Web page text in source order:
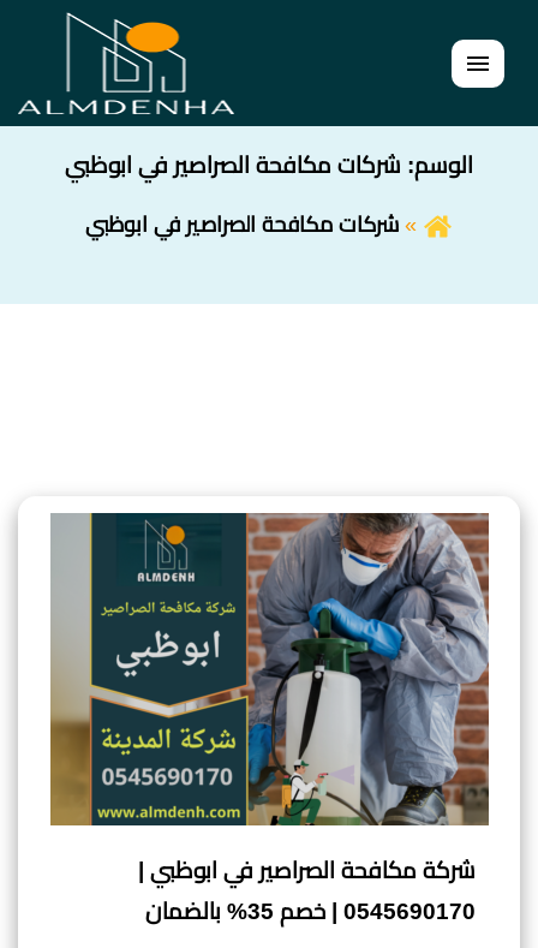
القائمة
الوسم: شركات مكافحة الصراصير في ابوظبي
شركات مكافحة الصراصير في ابوظبي
شركة مكافحة الصراصير في ابوظبي |
0545690170 | خصم 35% بالضمان